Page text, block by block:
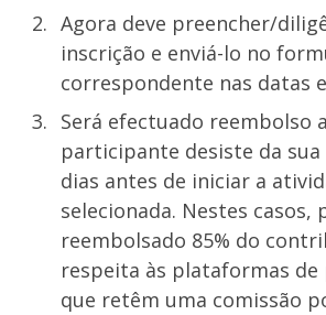
Agora deve preencher/
inscrição e enviá-lo no
correspondente nas datas
Será efectuado reembolso
participante desiste da sua
dias antes de iniciar a
selecionada. Nestes casos,
reembolsado 85% do
respeita às plataformas de
que retêm uma comissão